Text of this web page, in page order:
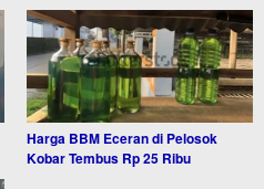
Harga BBM Eceran di Pelosok
Kobar Tembus Rp 25 Ribu